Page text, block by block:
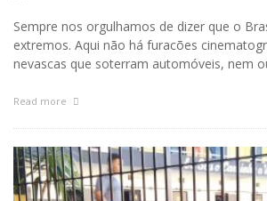
Sempre nos orgulhamos de dizer que o
extremos. Aqui não há furacões
nevascas que soterram automóveis, nem
Read more